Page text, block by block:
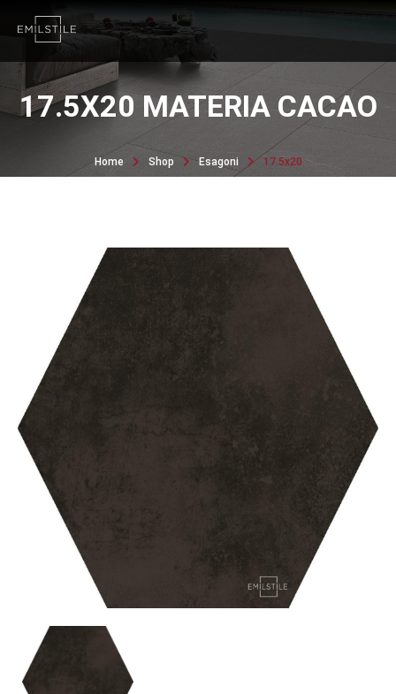
17.5X20 MATERIA CACAO
Home Shop Esagoni 17.5x20